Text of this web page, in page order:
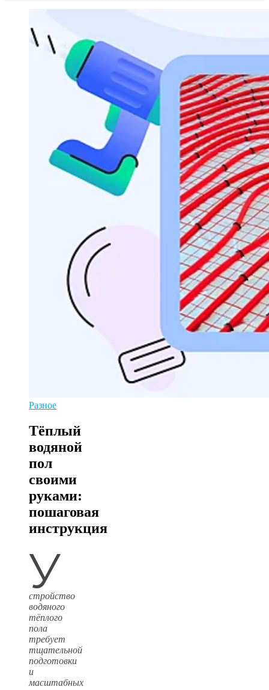
Разное
Тёплый
водяной
пол
своими
руками:
пошаговая
инструкция
У
стройство
водяного
тёплого
пола
требует
тщательной
подготовки
и
масштабных